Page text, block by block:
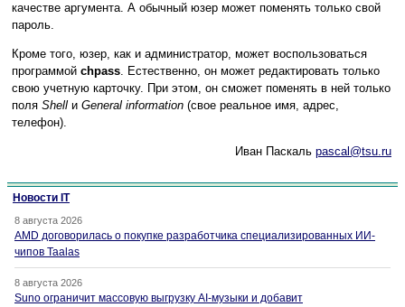
качестве аргумента. А обычный юзер может поменять только свой
пароль.
Кроме того, юзер, как и администратор, может воспользоваться
программой chpass. Естественно, он может редактировать только
свою учетную карточку. При этом, он сможет поменять в ней только
поля Shell и General information (свое реальное имя, адрес,
телефон).
Иван Паскаль pascal@tsu.ru
Новости IT
8 августа 2026
AMD договорилась о покупке разработчика специализированных ИИ-
чипов Taalas
8 августа 2026
Suno ограничит массовую выгрузку AI-музыки и добавит